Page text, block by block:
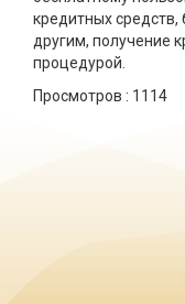
кредитных средств,
другим, получение
процедурой.
Просмотров : 1114